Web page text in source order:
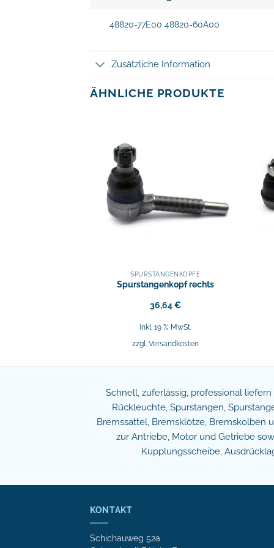
48820-77E00 48820-60A00
Zusätzliche Information
ÄHNLICHE PRODUKTE
SPURSTANGENKÖPFE
Spurstangenkopf rechts
36,64€
inkl. 19 % MwSt.
zzgl. Versandkosten
Schnell, zuferlässig, professional
Rückleuchte, Spurstangen,
Bremssattel, Bremsklötze, Bremskolben
zur Antriebe, Motor und Getriebe
Kupplungsscheibe,
KONTAKT
Schichauweg 52a